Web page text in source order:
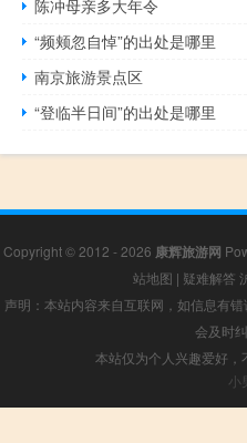
陈冲母亲多大年令
“频颊忽自悼”的出处是哪里
南京旅游景点区
“登临半日间”的出处是哪里
Copyright © 2012 - 2026 康辉旅游网
站地图 | 疑难解答
声明：本站内容来自互联网，如信息有
会及时
本站仅为个人兴趣爱好
小